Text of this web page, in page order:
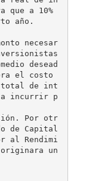
a 10%
año.
necesar
desead
el costo
total de int
a incurrir p
Por otr
de Capital
al Rendimi
un